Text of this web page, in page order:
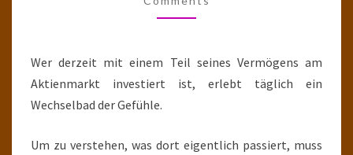
Wer derzeit mit einem Teil seines Vermögens am
Aktienmarkt investiert ist, erlebt täglich ein
Wechselbad der Gefühle.
Um zu verstehen, was dort eigentlich passiert, muss